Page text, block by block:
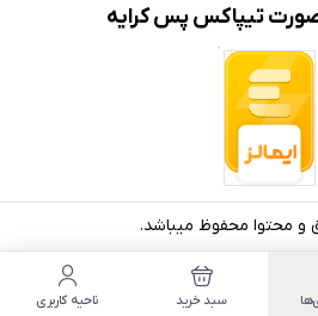
تیپاکس پس کرایه
و محتوا محفوظ میباشد.
سبد خرید ناحیه کاربری